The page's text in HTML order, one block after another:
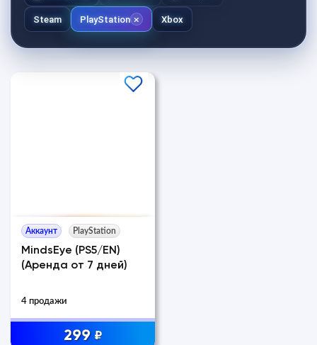
Steam PlayStation Xbox
Аккаунт PlayStation
MindsEye (PS5/EN)
(Аренда от 7 дней)
4 продажи
299 ₽